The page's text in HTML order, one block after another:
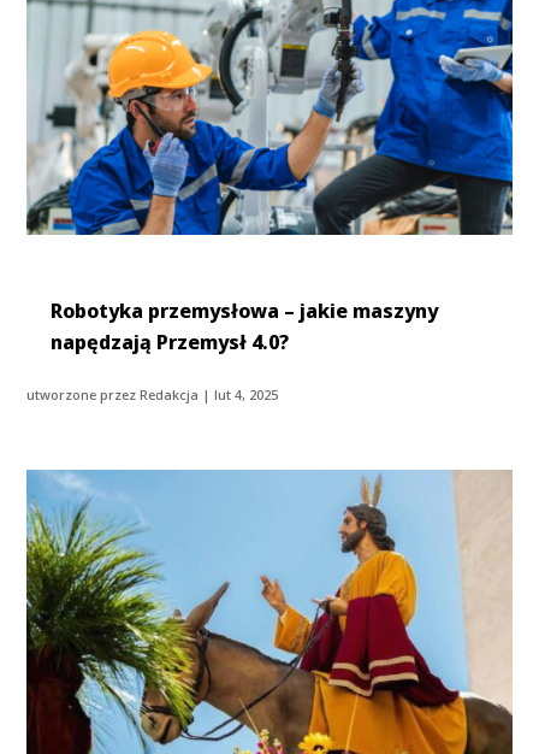
Robotyka przemysłowa – jakie maszyny
napędzają Przemysł 4.0?
utworzone przezRedakcja |lut 4, 2025